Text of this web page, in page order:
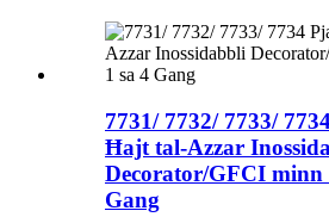
7731/ 7732/ 7733/
Ħajt tal-Azzar
Decorator/GFCI minn
Gang